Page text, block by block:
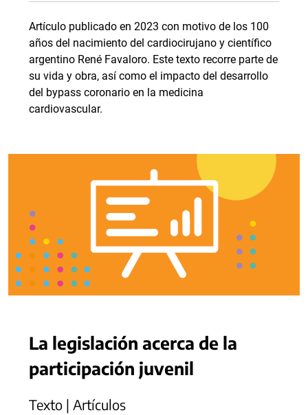
Artículo publicado en 2023 con motivo de los 100
años del nacimiento del cardiocirujano y científico
argentino René Favaloro. Este texto recorre parte de
su vida y obra, así como el impacto del desarrollo
del bypass coronario en la medicina
cardiovascular.
La legislación acerca de la
participación juvenil
Texto | Artículos